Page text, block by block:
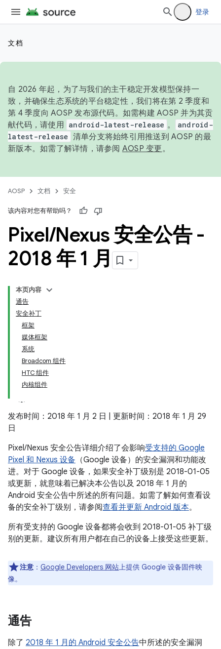
登录
文档
自 2026 年起，为了与我们的主干稳定开发模型保持一
致，并确保生态系统的平台稳定性，我们将在第 2 季度和
第 4 季度向 AOSP 发布源代码。如需构建 AOSP 并为其贡
献代码，请使用 android-latest-release 。
android-
latest-release 清单分支将始终引用推送到 AOSP 的最
新版本。如需了解详情，请参阅 AOSP 变更。
AOSP 文档 安全
该内容对您有帮助吗？
Pixel/Nexus 安全公告 -
2018 年 1 月
本页内容
通告
安全补丁
框架
媒体框架
系统
Broadcom 组件
HTC 组件
内核组件
发布时间：2018 年 1 月 2 日 | 更新时间：2018 年 1 月 29
日
Pixel/Nexus 安全公告详细介绍了会影响受支持的 Google
Pixel 和 Nexus 设备 （Google 设备）的安全漏洞和功能改
进。对于 Google 设备，如果安全补丁级别是 2018-01-05
或更新，就意味着已解决本公告以及 2018 年 1 月的
Android 安全公告中所述的所有问题。如需了解如何查看设
备的安全补丁级别，请参阅查看并更新 Android 版本。
所有受支持的 Google 设备都将会收到 2018-01-05 补丁级
别的更新。建议所有用户都在自己的设备上接受这些更新。
注意 ： Google Developers 网站上提供 Google 设备固件映
像。
通告
除了 2018 年 1 月的 Android 安全公告中所述的安全漏洞